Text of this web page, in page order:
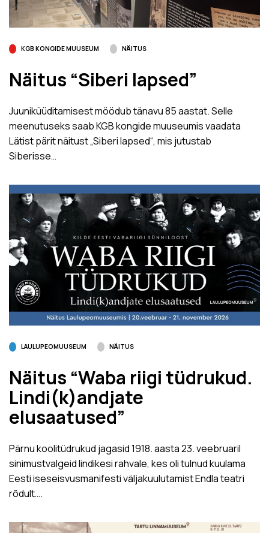
KGB KONGIDE MUUSEUM NÄITUS
Näitus “Siberi lapsed”
Juuniküüditamisest möödub tänavu 85 aastat. Selle
meenutuseks saab KGB kongide muuseumis vaadata
Lätist pärit näitust „Siberi lapsed“, mis jutustab
Siberisse…
LAULUPEOMUUSEUM NÄITUS
Näitus “Waba riigi tüdrukud.
Lindi(k)andjate
elusaatused”
Pärnu koolitüdrukud jagasid 1918. aasta 23. veebruaril
sinimustvalgeid lindikesi rahvale, kes oli tulnud kuulama
Eesti iseseisvusmanifesti väljakuulutamist Endla teatri
rõdult….